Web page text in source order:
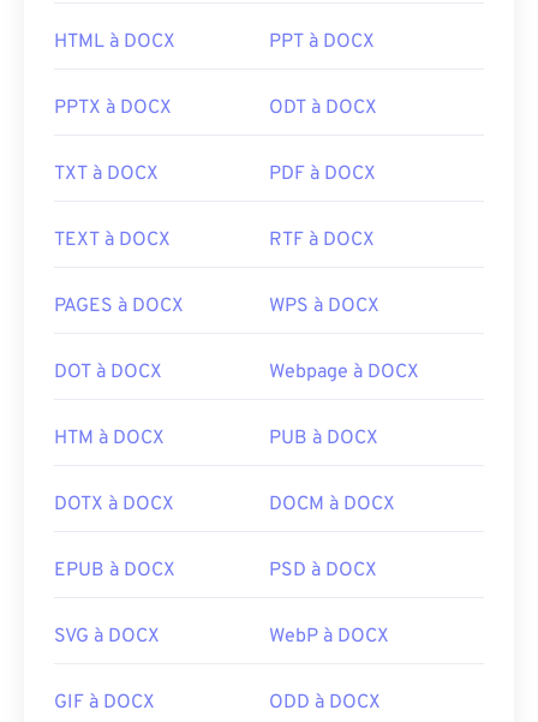
HTML à DOCX PPT à DOCX
PPTX à DOCX ODT à DOCX
TXT à DOCX PDF à DOCX
TEXT à DOCX RTF à DOCX
PAGES à DOCX WPS à DOCX
DOT à DOCX Webpage à DOCX
HTM à DOCX PUB à DOCX
DOTX à DOCX DOCM à DOCX
EPUB à DOCX PSD à DOCX
SVG à DOCX WebP à DOCX
GIF à DOCX ODD à DOCX